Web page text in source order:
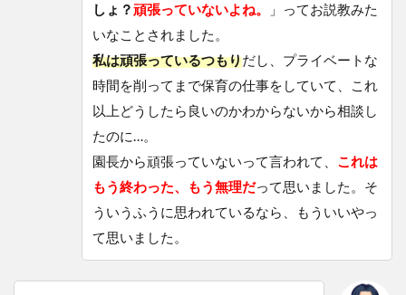
しょ？頑張っていないよね。
」ってお説教みた
いなことされました。
私は頑張っているつもりだし、プライベートな
時間を削ってまで保育の仕事をしていて、これ
以上どうしたら良いのかわからないから相談し
たのに…。
園長から頑張っていないって言われて、 これは
もう終わった、もう無理だって思いました。そ
ういうふうに思われているなら、もういいやっ
て思いました。